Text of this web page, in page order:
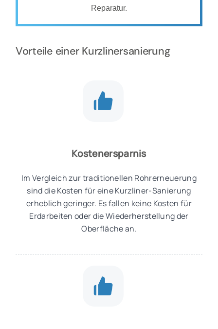
Reparatur.
Vorteile einer Kurzlinersanierung
Kostenersparnis
Im Vergleich zur traditionellen Rohrerneuerung
sind die Kosten für eine Kurzliner-Sanierung
erheblich geringer. Es fallen keine Kosten für
Erdarbeiten oder die Wiederherstellung der
Oberfläche an.